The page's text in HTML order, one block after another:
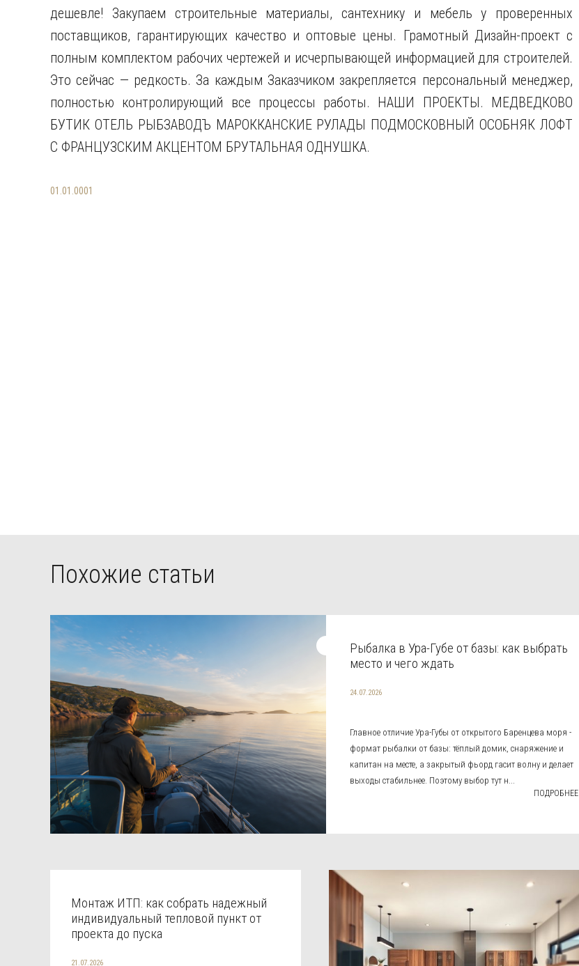
дешевле! Закупаем строительные материалы, сантехнику и мебель у проверенных
поставщиков, гарантирующих качество и оптовые цены. Грамотный Дизайн-проект с
полным комплектом рабочих чертежей и исчерпывающей информацией для строителей.
Это сейчас — редкость. За каждым Заказчиком закрепляется персональный менеджер,
полностью контролирующий все процессы работы. НАШИ ПРОЕКТЫ. МЕДВЕДКОВО
БУТИК ОТЕЛЬ РЫБЗАВОДЪ МАРОККАНСКИЕ РУЛАДЫ ПОДМОСКОВНЫЙ ОСОБНЯК ЛОФТ
С ФРАНЦУЗСКИМ АКЦЕНТОМ БРУТАЛЬНАЯ ОДНУШКА.
01.01.0001
Похожие статьи
Рыбалка в Ура-Губе от базы: как выбрать
место и чего ждать
24.07.2026
Главное отличие Ура-Губы от открытого Баренцева моря -
формат рыбалки от базы: тёплый домик, снаряжение и
капитан на месте, а закрытый фьорд гасит волну и делает
выходы стабильнее. Поэтому выбор тут н...
ПОДРОБНЕЕ
Монтаж ИТП: как собрать надежный
индивидуальный тепловой пункт от
проекта до пуска
21.07.2026